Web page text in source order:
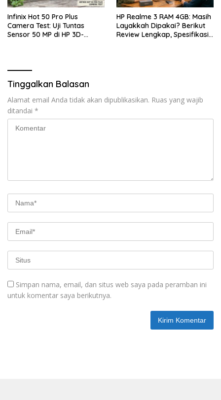
Infinix Hot 50 Pro Plus
Camera Test: Uji Tuntas
Sensor 50 MP di HP 3D-
HP Realme 3 RAM 4GB: Masih
Layakkah Dipakai? Berikut
Review Lengkap, Spesifikasi,
Tinggalkan Balasan
Alamat email Anda tidak akan dipublikasikan. Ruas yang wajib
ditandai *
Simpan nama, email, dan situs web saya pada peramban ini
untuk komentar saya berikutnya.